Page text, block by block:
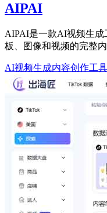
AIPAI
AIPAI是一款AI视频生
板、图像和视频的完整
AI视频生成内容创作工具